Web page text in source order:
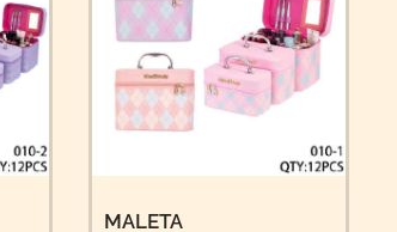
MALETA